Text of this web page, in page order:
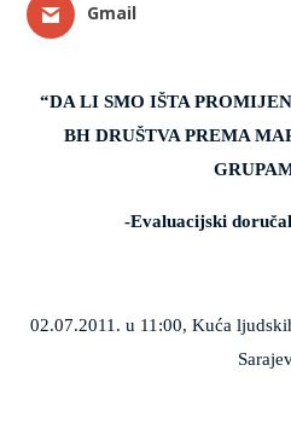
Gmail
“DA LI SMO IŠTA
BH DRUŠTVA PREMA
-Evaluacijski
02.07.2011. u 11:00, Kuća